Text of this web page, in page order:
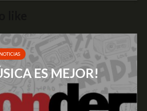
NOTICIAS
ES MEJOR!